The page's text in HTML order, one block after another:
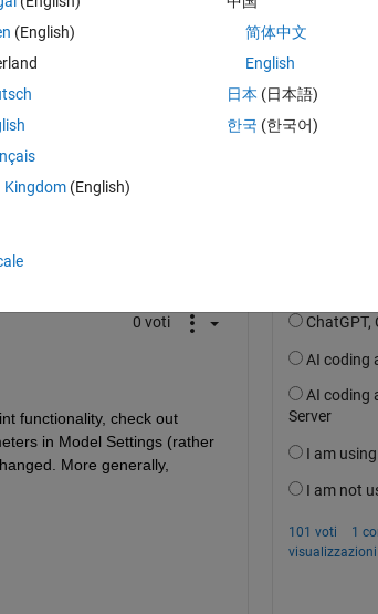
per rispondere a questa domanda.
0 voti
functionality, check out
in Model Settings (rather
More generally,
(English)
Kingdom(English)
简体中文
English
日本 (日本語)
한국 (한국어)